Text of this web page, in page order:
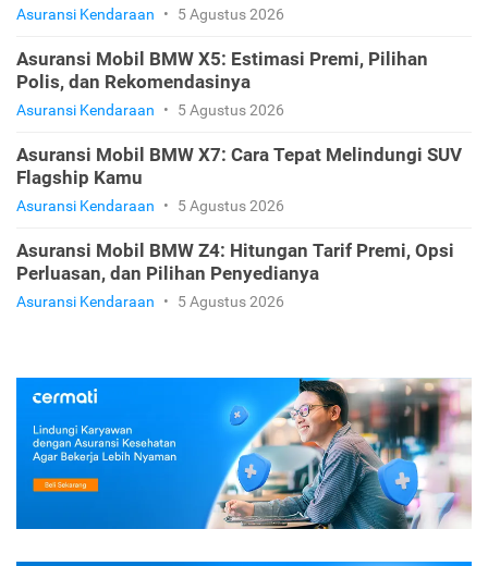
Asuransi Kendaraan • 5 Agustus 2026
Asuransi Mobil BMW X5: Estimasi Premi, Pilihan
Polis, dan Rekomendasinya
Asuransi Kendaraan • 5 Agustus 2026
Asuransi Mobil BMW X7: Cara Tepat Melindungi SUV
Flagship Kamu
Asuransi Kendaraan • 5 Agustus 2026
Asuransi Mobil BMW Z4: Hitungan Tarif Premi, Opsi
Perluasan, dan Pilihan Penyedianya
Asuransi Kendaraan • 5 Agustus 2026